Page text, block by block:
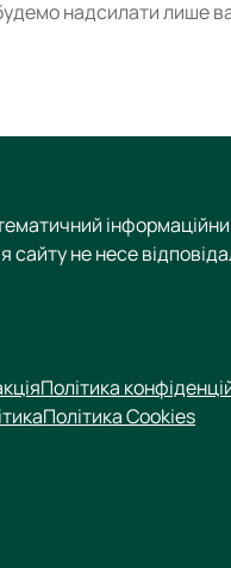
надсилати лише
сайту не несе
Політика
Політика Cookies